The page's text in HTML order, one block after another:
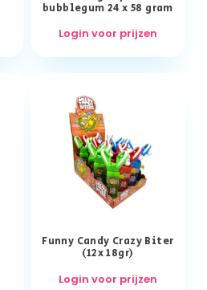
bubblegum 24 x 58 gram
Login voor prijzen
Funny Candy Crazy Biter
(12x 18gr)
Login voor prijzen